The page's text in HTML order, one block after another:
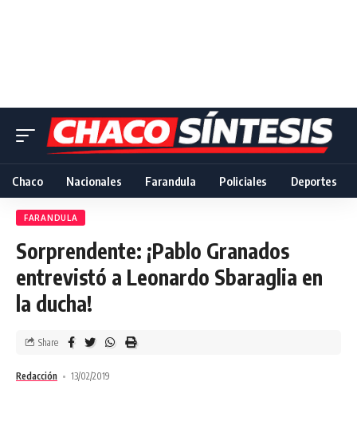
Chaco Nacionales Farandula Policiales Deportes
FARANDULA
Sorprendente: ¡Pablo Granados
entrevistó a Leonardo Sbaraglia en
la ducha!
Redacción 13/02/2019
Share